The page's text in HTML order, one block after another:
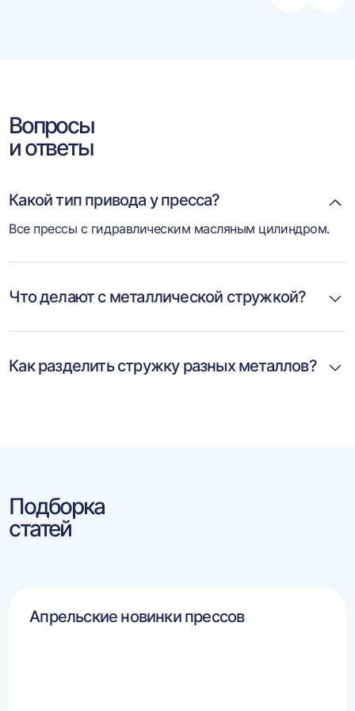
Вопросы
и ответы
Какой тип привода у пресса?
Все прессы с гидравлическим масляным цилиндром.
Что делают с металлической стружкой?
Как разделить стружку разных металлов?
Подборка
статей
Апрельские новинки прессов